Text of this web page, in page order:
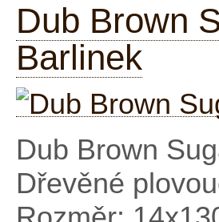
Dub Brown
Barlinek
Dub Brown
Dřevěné